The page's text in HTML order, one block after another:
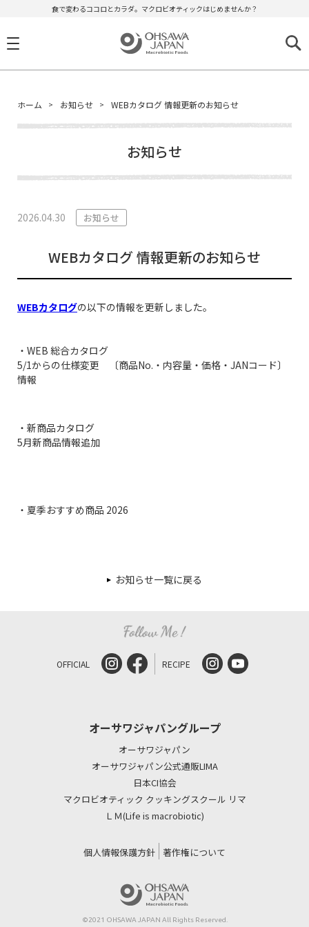
食で変わるココロとカラダ。マクロビオティックはじめませんか？
ホーム お知らせ WEBカタログ 情報更新のお知らせ
お知らせ
2026.04.30 お知らせ
WEBカタログ 情報更新のお知らせ
WEBカタログの以下の情報を更新しました。
・WEB 総合カタログ
5/1からの仕様変更 〔商品No.・内容量・価格・JANコード〕
情報
・新商品カタログ
5月新商品情報追加
・夏季おすすめ商品 2026
お知らせ一覧に戻る
OFFICIAL RECIPE
オーサワジャパングループ
オーサワジャパン
オーサワジャパン公式通販LIMA
日本CI協会
マクロビオティック クッキングスクール リマ
ＬＭ(Life is macrobiotic)
個人情報保護方針 著作権について
©2021 OHSAWA JAPAN All Rights Reserved.